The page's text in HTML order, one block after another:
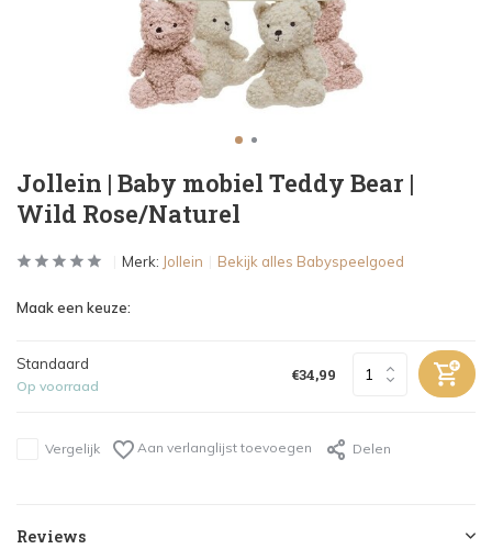
Jollein | Baby mobiel Teddy Bear |
Wild Rose/Naturel
Merk: Jollein Bekijk alles Babyspeelgoed
Maak een keuze:
Standaard
Op voorraad
€34,99
Vergelijk Aan verlanglijst toevoegen Delen
Reviews